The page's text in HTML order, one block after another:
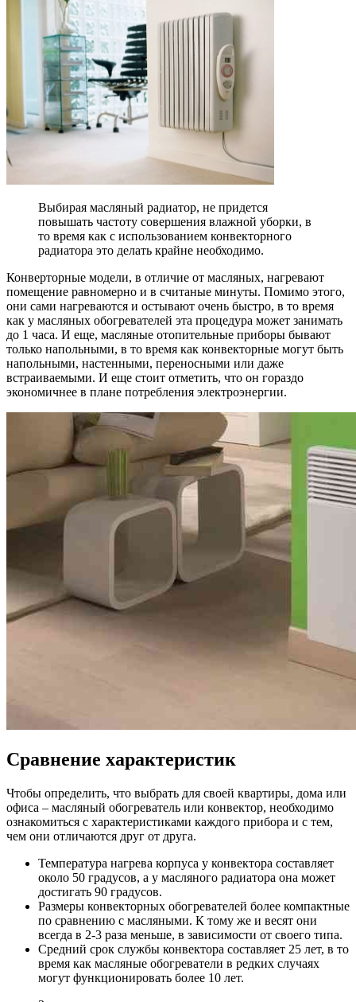
Выбирая масляный радиатор, не придется
повышать частоту совершения влажной уборки, в
то время как с использованием конвекторного
радиатора это делать крайне необходимо.
Конверторные модели, в отличие от масляных, нагревают
помещение равномерно и в считаные минуты. Помимо этого,
они сами нагреваются и остывают очень быстро, в то время
как у масляных обогревателей эта процедура может занимать
до 1 часа. И еще, масляные отопительные приборы бывают
только напольными, в то время как конвекторные могут быть
напольными, настенными, переносными или даже
встраиваемыми. И еще стоит отметить, что он гораздо
экономичнее в плане потребления электроэнергии.
Сравнение характеристик
Чтобы определить, что выбрать для своей квартиры, дома или
офиса – масляный обогреватель или конвектор, необходимо
ознакомиться с характеристиками каждого прибора и с тем,
чем они отличаются друг от друга.
Температура нагрева корпуса у конвектора составляет
около 50 градусов, а у масляного радиатора она может
достигать 90 градусов.
Размеры конвекторных обогревателей более компактные
по сравнению с масляными. К тому же и весят они
всегда в 2-3 раза меньше, в зависимости от своего типа.
Средний срок службы конвектора составляет 25 лет, в то
время как масляные обогреватели в редких случаях
могут функционировать более 10 лет.